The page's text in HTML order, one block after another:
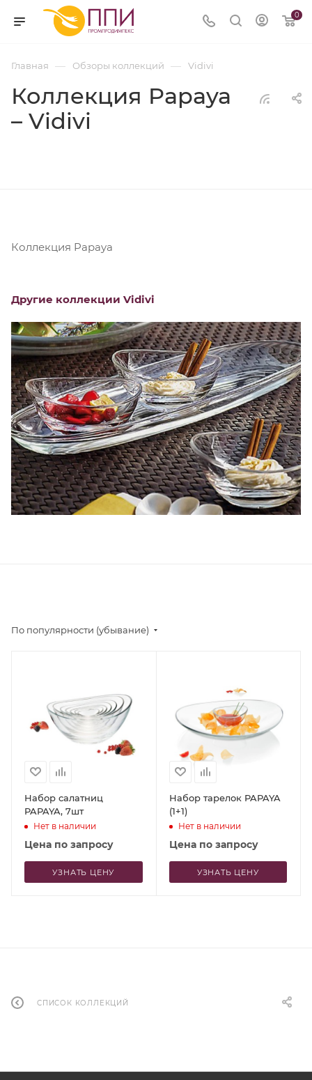
0
Главная — Обзоры коллекций — Vidivi
Коллекция Papaya
– Vidivi
Коллекция Papaya
Другие коллекции Vidivi
По популярности (убывание)
Набор салатниц
PAPAYA, 7шт
Нет в наличии
Цена по запросу
УЗНАТЬ ЦЕНУ
Набор тарелок PAPAYA
(1+1)
Нет в наличии
Цена по запросу
УЗНАТЬ ЦЕНУ
СПИСОК КОЛЛЕКЦИЙ